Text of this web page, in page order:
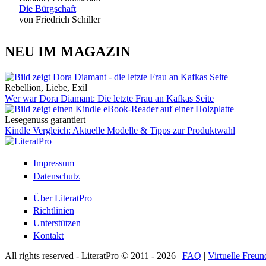
Die Bürgschaft
von Friedrich Schiller
NEU IM MAGAZIN
Rebellion, Liebe, Exil
Wer war Dora Diamant: Die letzte Frau an Kafkas Seite
Lesegenuss garantiert
Kindle Vergleich: Aktuelle Modelle & Tipps zur Produktwahl
Impressum
Datenschutz
Über LiteratPro
Richtlinien
Unterstützen
Kontakt
All rights reserved - LiteratPro © 2011 - 2026 | FAQ | Virtuelle